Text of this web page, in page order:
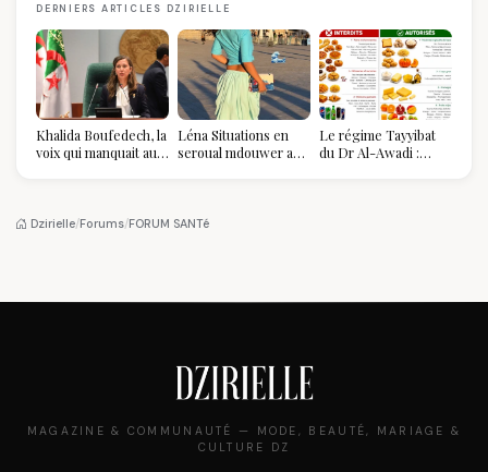
DERNIERS ARTICLES DZIRIELLE
Khalida Boufedech, la
voix qui manquait au
Léna Situations en
seroual mdouwer au
pièce mode de l'été
Le régime Tayyibat
du Dr Al-Awadi :
Dzirielle/Forums/FORUM SANTé
MAGAZINE & COMMUNAUTÉ — MODE, BEAUTÉ, MARIAGE &
CULTURE DZ